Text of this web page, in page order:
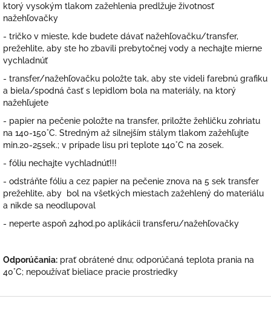
ktorý vysokým tlakom zažehlenia predlžuje životnosť
nažehľovačky
- tričko v mieste, kde budete dávať nažehľovačku/transfer,
prežehlite, aby ste ho zbavili prebytočnej vody a nechajte mierne
vychladnúť
- transfer/nažehľovačku položte tak, aby ste videli farebnú grafiku
a biela/spodná časť s lepidlom bola na materiály, na ktorý
nažehľujete
- papier na pečenie položte na transfer, priložte žehličku zohriatu
na 140-150°C. Stredným až silnejším stálym tlakom zažehľujte
min.20-25sek.; v prípade lisu pri teplote 140°C na 20sek.
- fóliu nechajte vychladnúť!!!
- odstráňte fóliu a cez papier na pečenie znova na 5 sek transfer
prežehlite, aby bol na všetkých miestach zažehlený do materiálu
a nikde sa neodlupoval
- neperte aspoň 24hod.po aplikácii transferu/nažehľovačky
Odporúčania: prať obrátené dnu; odporúčaná teplota prania na
40°C; nepoužívať bieliace pracie prostriedky